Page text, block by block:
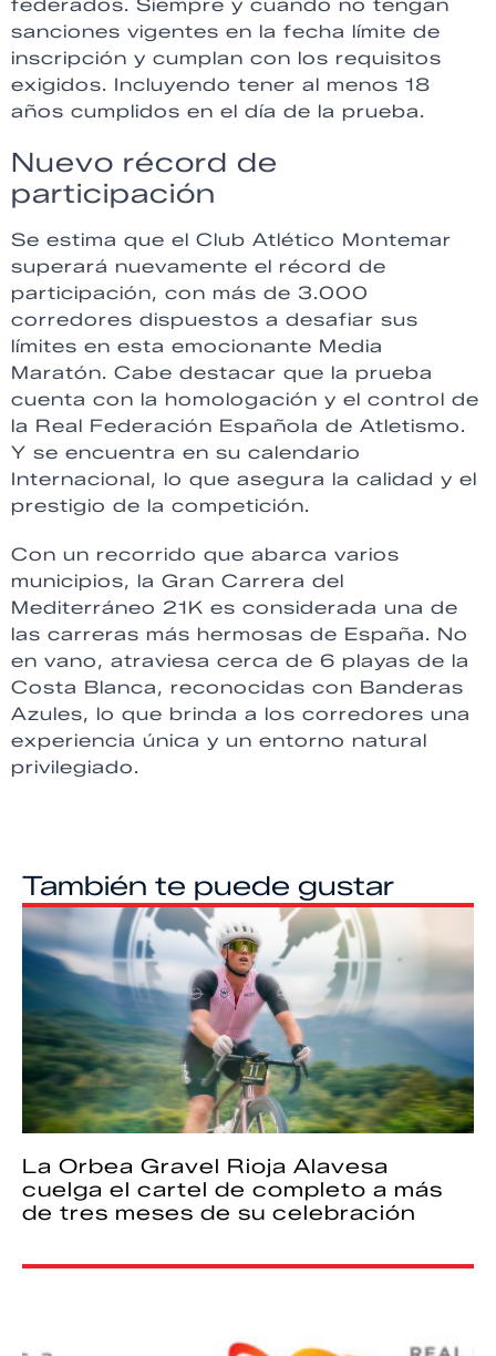
federados. Siempre y cuando no tengan
sanciones vigentes en la fecha límite de
inscripción y cumplan con los requisitos
exigidos. Incluyendo tener al menos 18
años cumplidos en el día de la prueba.
Nuevo récord de
participación
Se estima que el Club Atlético Montemar
superará nuevamente el récord de
participación, con más de 3.000
corredores dispuestos a desafiar sus
límites en esta emocionante Media
Maratón. Cabe destacar que la prueba
cuenta con la homologación y el control de
la Real Federación Española de Atletismo.
Y se encuentra en su calendario
Internacional, lo que asegura la calidad y el
prestigio de la competición.
Con un recorrido que abarca varios
municipios, la Gran Carrera del
Mediterráneo 21K es considerada una de
las carreras más hermosas de España. No
en vano, atraviesa cerca de 6 playas de la
Costa Blanca, reconocidas con Banderas
Azules, lo que brinda a los corredores una
experiencia única y un entorno natural
privilegiado.
También te puede gustar
La Orbea Gravel Rioja Alavesa
cuelga el cartel de completo a más
de tres meses de su celebración